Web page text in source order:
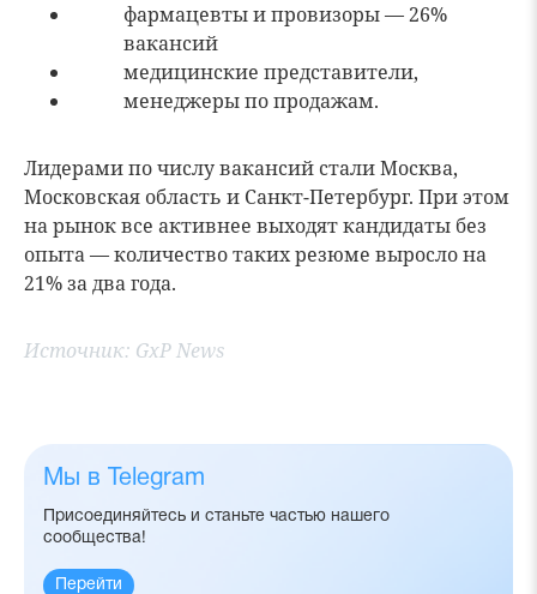
фармацевты и провизоры — 26%
вакансий
медицинские представители,
менеджеры по продажам.
Лидерами по числу вакансий стали Москва,
Московская область и Санкт-Петербург. При этом
на рынок все активнее выходят кандидаты без
опыта — количество таких резюме выросло на
21% за два года.
Источник: GxP News
Мы в Telegram
Присоединяйтесь и станьте частью нашего
сообщества!
Перейти